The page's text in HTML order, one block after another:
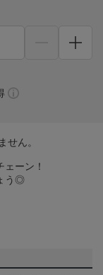
せん。
ーン！
う◎